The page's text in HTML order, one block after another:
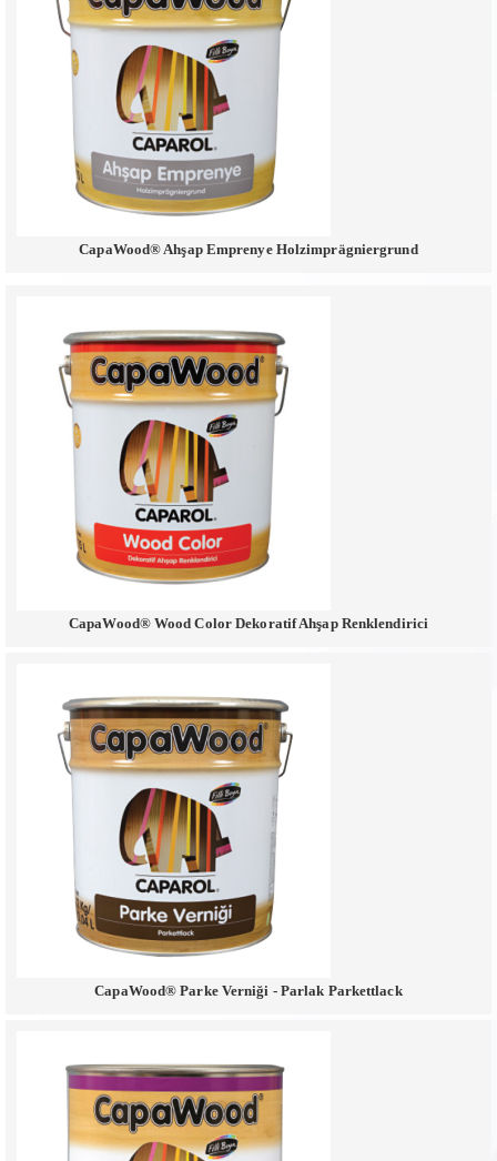
CapaWood® Ahşap Emprenye Holzimprägniergrund
CapaWood® Wood Color Dekoratif Ahşap Renklendirici
CapaWood® Parke Verniği - Parlak Parkettlack